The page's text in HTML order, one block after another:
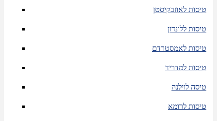
טיסות לאוזבקיסטן
טיסות ללונדון
טיסות לאמסטרדם
טיסות למדריד
טיסה לוילנה
טיסות לרומא